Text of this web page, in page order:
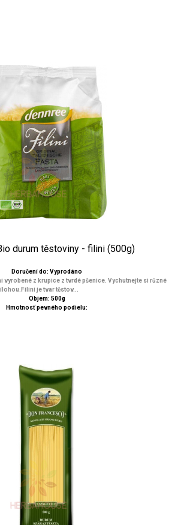
durum těstoviny - filini (500g)
Doručení do: Vyprodáno
vyrobené z krupice z tvrdé pšenice. Vychutnejte si různé
je tvar těstov...
Objem: 500g
Hmotnosť pevného podielu: